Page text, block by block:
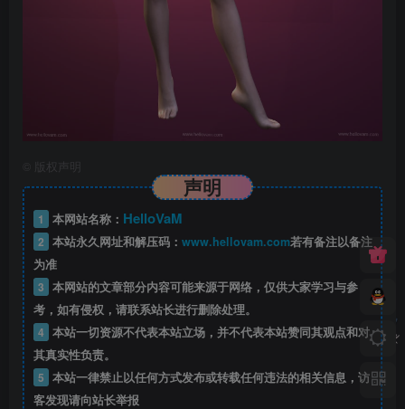
版权声明
声明
1 本网站名称： HelloVaM
2 本站永久网址和解压码： www.hellovam.com若有备注以备注
为准
3 本网站的文章部分内容可能来源于网络，仅供大家学习与参
考，如有侵权，请联系站长进行删除处理。
4 本站一切资源不代表本站立场，并不代表本站赞同其观点和对
其真实性负责。
5 本站一律禁止以任何方式发布或转载任何违法的相关信息，访
客发现请向站长举报